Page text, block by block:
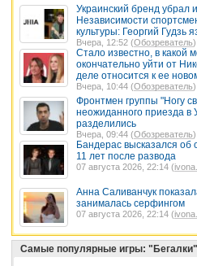
Украинский бренд убрал
Независимости
культуры: Георгий Гудзь
Вчера, 12:52 (Обозреватель)
Стало известно, в какой
окончательно уйти от
деле относится к ее
Вчера, 10:44 (Обозреватель)
Фронтмен группы "Ногу
неожиданного приезда в
разделились
Вчера, 09:44 (Обозреватель)
Бандерас высказался
11 лет после развода
07 августа 2026, 22:14 (
Анна Саливанчук
занималась серфингом
07 августа 2026, 22:14 (
Самые популярные игры: "Бегалки"